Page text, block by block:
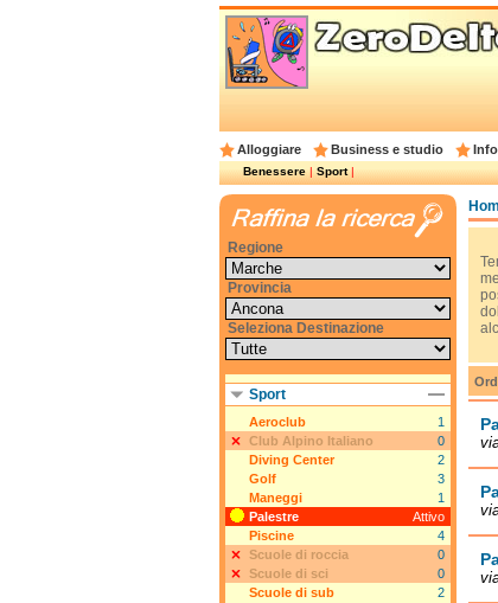
Alloggiare Business e studio
Benessere|Sport|
Regione
Provincia
Seleziona Destinazione
Sport
Aeroclub
1
Club Alpino Italiano
0
Diving Center
2
Golf
3
Maneggi
1
Palestre
Attivo
Piscine
4
Scuole di roccia
0
Scuole di sci
0
Scuole di sub
2